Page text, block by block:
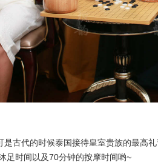
古代的时候泰国接待皇室贵族的最高
足时间以及70分钟的按摩时间哟~